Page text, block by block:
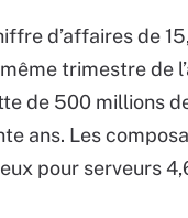
d’affaires de
trimestre de
de 500 millions
ans. Les
pour serveurs